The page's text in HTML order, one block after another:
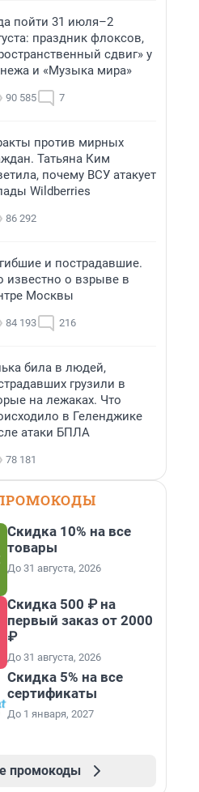
пойти 31 июля–2
праздник флоксов,
сдвиг» у
и «Музыка мира»
90 585 7
против мирных
Татьяна Ким
почему ВСУ атакует
Wildberries
86 292
и пострадавшие.
известно о взрыве в
Москвы
84 193 216
била в людей,
грузили в
на лежаках. Что
в Геленджике
атаки БПЛА
78 181
Скидка 10% на все
товары
До 31 августа, 2026
Скидка 500 ₽ на
первый заказ от 2000
₽
До 31 августа, 2026
Скидка 5% на все
сертификаты
До 1 января, 2027
промокоды